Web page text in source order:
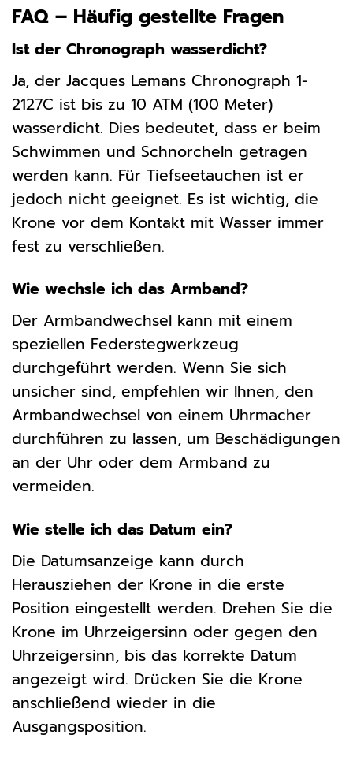
FAQ – Häufig gestellte Fragen
Ist der Chronograph wasserdicht?
Ja, der Jacques Lemans Chronograph 1-
2127C ist bis zu 10 ATM (100 Meter)
wasserdicht. Dies bedeutet, dass er beim
Schwimmen und Schnorcheln getragen
werden kann. Für Tiefseetauchen ist er
jedoch nicht geeignet. Es ist wichtig, die
Krone vor dem Kontakt mit Wasser immer
fest zu verschließen.
Wie wechsle ich das Armband?
Der Armbandwechsel kann mit einem
speziellen Federstegwerkzeug
durchgeführt werden. Wenn Sie sich
unsicher sind, empfehlen wir Ihnen, den
Armbandwechsel von einem Uhrmacher
durchführen zu lassen, um Beschädigungen
an der Uhr oder dem Armband zu
vermeiden.
Wie stelle ich das Datum ein?
Die Datumsanzeige kann durch
Herausziehen der Krone in die erste
Position eingestellt werden. Drehen Sie die
Krone im Uhrzeigersinn oder gegen den
Uhrzeigersinn, bis das korrekte Datum
angezeigt wird. Drücken Sie die Krone
anschließend wieder in die
Ausgangsposition.